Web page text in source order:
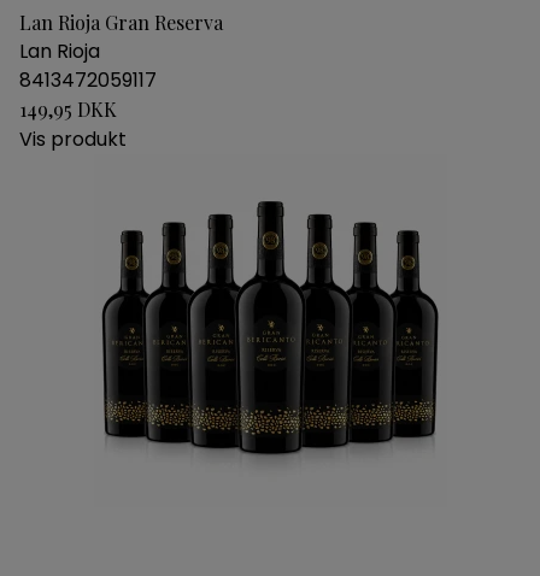
Lan Rioja Gran Reserva
Lan Rioja
8413472059117
149,95 DKK
Vis produkt